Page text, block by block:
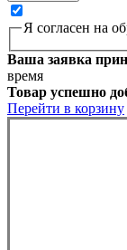
Я согласен на
Ваша заявка
время
Товар успешно
Перейти в корзину